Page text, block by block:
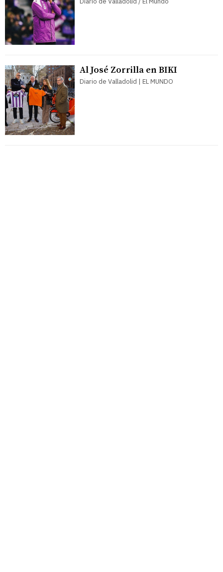
Al José Zorrilla en BIKI
Diario de Valladolid | EL MUNDO